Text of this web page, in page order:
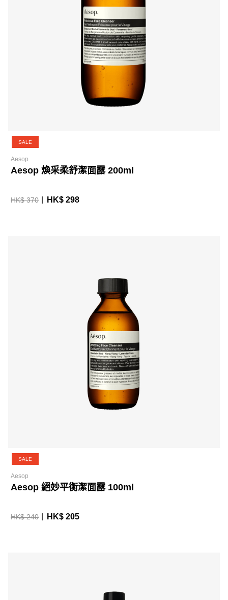
SALE
Aesop
Aesop 煥采柔舒潔面露 200ml
HK$ 370 HK$ 298
SALE
Aesop
Aesop 絕妙平衡潔面露 100ml
HK$ 240 HK$ 205